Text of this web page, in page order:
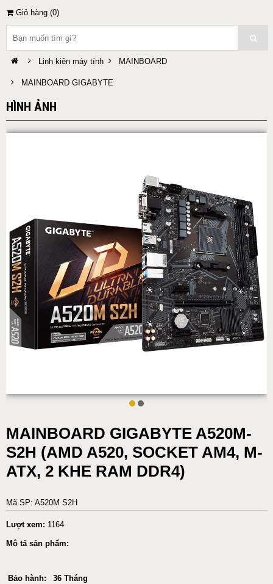
Giỏ hàng (0)
Linh kiện máy tính MAINBOARD
MAINBOARD GIGABYTE
HÌNH ẢNH
MAINBOARD GIGABYTE A520M-
S2H (AMD A520, SOCKET AM4, M-
ATX, 2 KHE RAM DDR4)
Mã SP: A520M S2H
Lượt xem: 1164
Mô tả sản phẩm:
Bảo hành:
36 Tháng